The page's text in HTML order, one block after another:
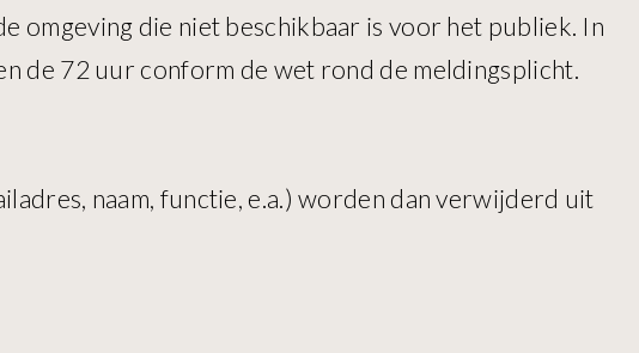
omgeving die niet beschikbaar is voor het publiek. In
de 72 uur conform de wet rond de meldingsplicht.
naam, functie, e.a.) worden dan verwijderd uit